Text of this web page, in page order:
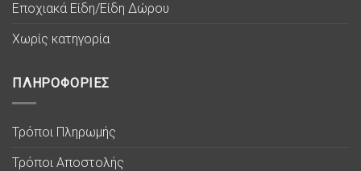
Εποχιακά Είδη/Είδη Δώρου
Χωρίς κατηγορία
ΠΛΗΡΟΦΟΡΙΕΣ
Τρόποι Πληρωμής
Τρόποι Αποστολής